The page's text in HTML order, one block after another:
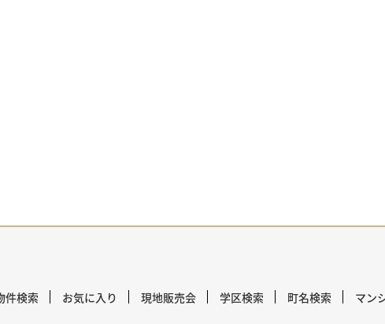
件検索 お気に入り 現地販売会 学区検索 町名検索 マン